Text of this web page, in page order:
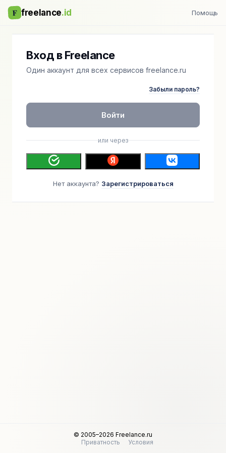
F freelance.id Помощь
Вход в Freelance
Один аккаунт для всех сервисов freelance.ru
Забыли пароль?
Войти
или через
Нет аккаунта? Зарегистрироваться
© 2005–2026 Freelance.ru
Приватность
Условия